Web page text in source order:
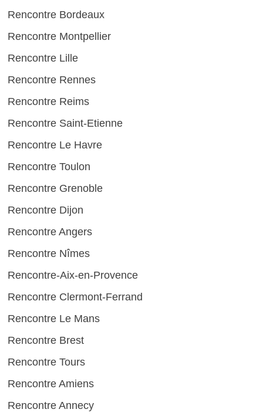
Rencontre Bordeaux
Rencontre Montpellier
Rencontre Lille
Rencontre Rennes
Rencontre Reims
Rencontre Saint-Etienne
Rencontre Le Havre
Rencontre Toulon
Rencontre Grenoble
Rencontre Dijon
Rencontre Angers
Rencontre Nîmes
Rencontre-Aix-en-Provence
Rencontre Clermont-Ferrand
Rencontre Le Mans
Rencontre Brest
Rencontre Tours
Rencontre Amiens
Rencontre Annecy